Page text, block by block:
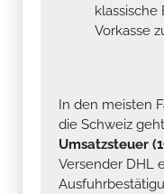
klassische
Vorkasse
In den meisten
die Schweiz
Umsatzsteuer
Versender DHL